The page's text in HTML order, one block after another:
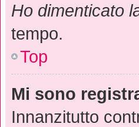
Ho dimenticato
tempo.
Top
Mi sono
Innanzitutto